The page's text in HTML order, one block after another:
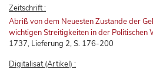
Zeitschrift :
Abriß von dem Neuesten Zustande der
wichtigen Streitigkeiten in der Politischen
1737, Lieferung 2, S. 176-200
Digitalisat (Artikel) :